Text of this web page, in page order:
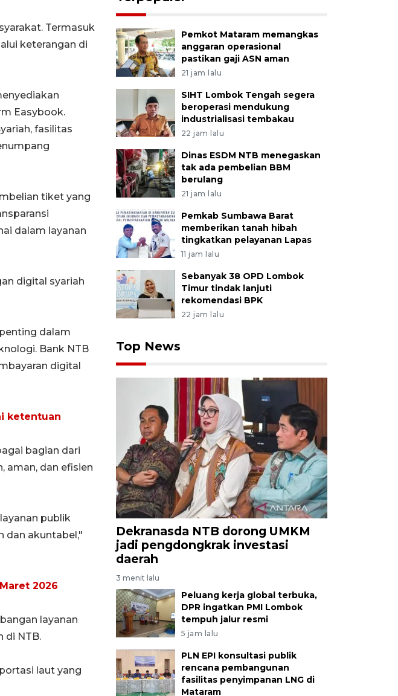
Termasuk
keterangan di
Easybook.
fasilitas
tiket yang
dalam layanan
digital syariah
dalam
Bank NTB
digital
ketentuan
bagian dari
aman, dan efisien
publik
dan akuntabel,"
2026
layanan
di NTB.
laut yang
Pemkot Mataram memangkas
anggaran operasional
pastikan gaji ASN aman
21 jam lalu
SIHT Lombok Tengah segera
beroperasi mendukung
industrialisasi tembakau
22 jam lalu
Dinas ESDM NTB menegaskan
tak ada pembelian BBM
berulang
21 jam lalu
Pemkab Sumbawa Barat
memberikan tanah hibah
tingkatkan pelayanan Lapas
11 jam lalu
Sebanyak 38 OPD Lombok
Timur tindak lanjuti
rekomendasi BPK
22 jam lalu
Top News
Dekranasda NTB dorong UMKM
jadi pengdongkrak investasi
daerah
3 menit lalu
Peluang kerja global terbuka,
DPR ingatkan PMI Lombok
tempuh jalur resmi
5 jam lalu
PLN EPI konsultasi publik
rencana pembangunan
fasilitas penyimpanan LNG di
Mataram